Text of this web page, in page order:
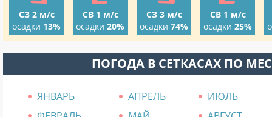
СЗ 2 м/с
осадки 13%
СВ 1 м/с
осадки 20%
СЗ 3 м/с
осадки 74%
СВ 1 м/с
осадки 25%
ПОГОДА В СЕТКАСАХ ПО
ЯНВАРЬ АПРЕЛЬ
ИЮЛЬ